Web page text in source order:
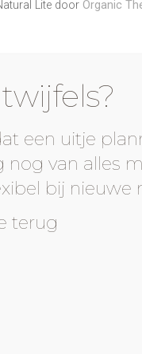
Lite door Organic
een uitje
nog van alles
bij nieuwe
terug